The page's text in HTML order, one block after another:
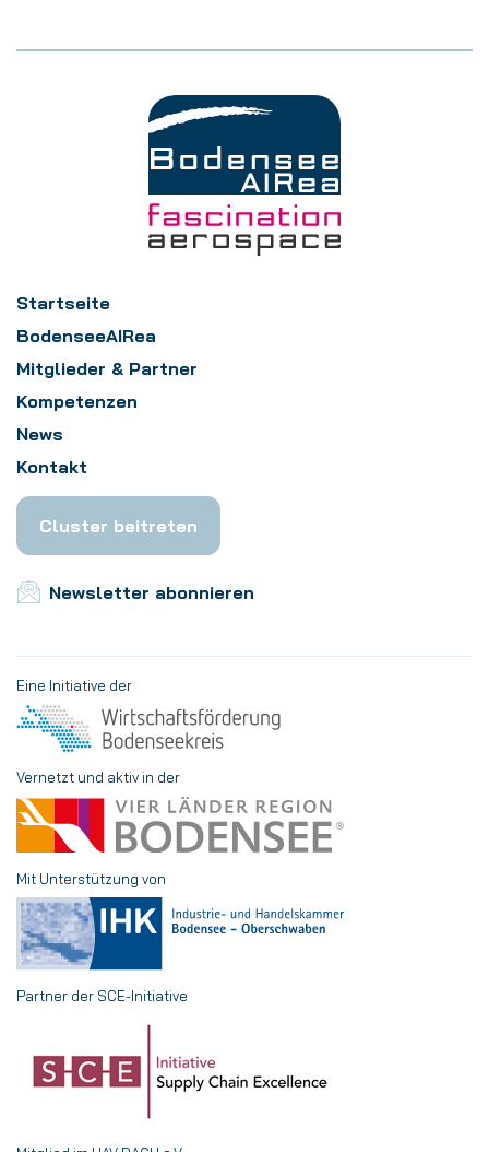
Startseite
BodenseeAIRea
Mitglieder & Partner
Kompetenzen
News
Kontakt
Cluster beitreten
Newsletter abonnieren
Eine Initiative der
Vernetzt und aktiv in der
Mit Unterstützung von
Partner der SCE-Initiative